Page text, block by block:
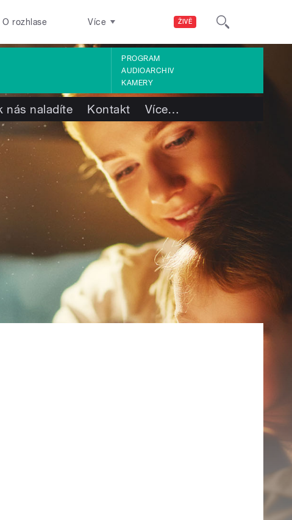
ŽIVĚ
O rozhlase Více
PROGRAM
AUDIOARCHIV
KAMERY
nás naladíte Kontakt Více…